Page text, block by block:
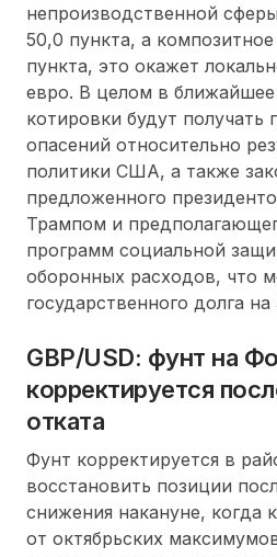
непроизводственной
50,0 пункта, а
пункта, это окажет
евро. В целом в ближайшее
котировки будут
опасений относительно
политики США, а также
предложенного
Трампом и
программ социальной
оборонных расходов, что
государственного долга
GBP/USD: фунт на
корректируется
отката
Фунт корректируется в
восстановить позиции
снижения накануне, когда
от октябрьских